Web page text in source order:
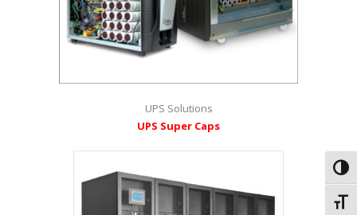
UPS Solutions
UPS Super Caps